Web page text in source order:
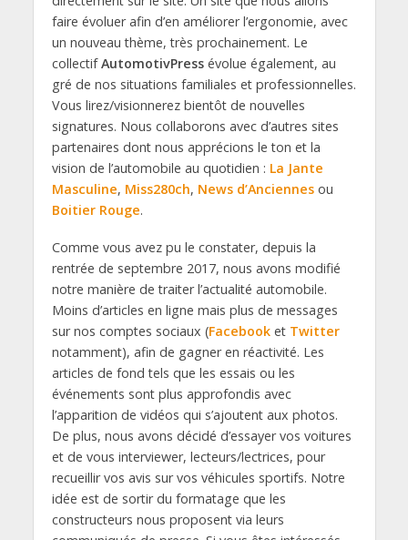
faire évoluer afin d’en améliorer l’ergonomie, avec
un nouveau thème, très prochainement. Le
collectifAutomotivPressévolue également, au
gré de nos situations familiales et professionnelles.
Vous lirez/visionnerez bientôt de nouvelles
signatures. Nous collaborons avec d’autres sites
partenaires dont nous apprécions le ton et la
vision de l’automobile au quotidien : La Jante
Masculine, Miss280ch, News d’Anciennesou
Boitier Rouge.
Comme vous avez pu le constater, depuis la
rentrée de septembre 2017, nous avons modifié
notre manière de traiter l’actualité automobile.
Moins d’articles en ligne mais plus de messages
sur nos comptes sociaux (Facebooket Twitter
notamment), afin de gagner en réactivité. Les
articles de fond tels que les essais ou les
événements sont plus approfondis avec
l’apparition de vidéos qui s’ajoutent aux photos.
De plus, nous avons décidé d’essayer vos voitures
et de vous interviewer, lecteurs/lectrices, pour
recueillir vos avis sur vos véhicules sportifs. Notre
idée est de sortir du formatage que les
constructeurs nous proposent via leurs